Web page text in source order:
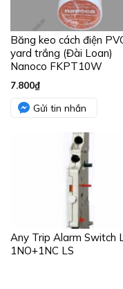
Băng keo cách điện
yard trắng (Đài Loan)
Nanoco FKPT10W
7.800₫
Gửi tin nhắn
Any Trip Alarm Switch
1NO+1NC LS